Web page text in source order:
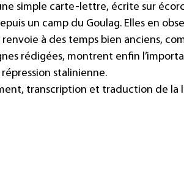
simple carte-lettre, écrite sur
un camp du Goulag. Elles en
renvoie à des temps bien anciens,
rédigées, montrent enfin
stalinienne.
transcription et traduction de la